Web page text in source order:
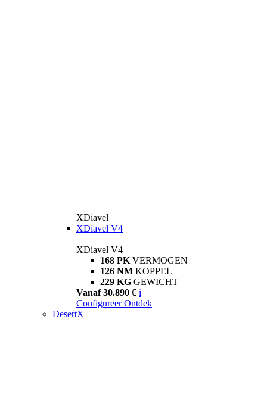
XDiavel
XDiavel V4
XDiavel V4
168 PK VERMOGEN
126 NM KOPPEL
229 KG GEWICHT
Vanaf 30.890 € i
Configureer Ontdek
DesertX